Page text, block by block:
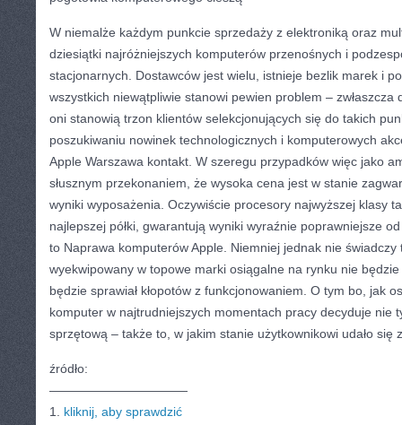
W niemalże każdym punkcie sprzedaży z elektroniką oraz
dziesiątki najróżniejszych komputerów przenośnych i
stacjonarnych. Dostawców jest wielu, istnieje bezlik marek i
wszystkich niewątpliwie stanowi pewien problem – zwłaszcza
oni stanowią trzon klientów selekcjonujących się do takich
poszukiwaniu nowinek technologicznych i komputerowych
Apple Warszawa kontakt. W szeregu przypadków więc jako
słusznym przekonaniem, że wysoka cena jest w stanie
wyniki wyposażenia. Oczywiście procesory najwyższej klasy
najlepszej półki, gwarantują wyniki wyraźnie poprawniejsze
to Naprawa komputerów Apple. Niemniej jednak nie świadczy
wyekwipowany w topowe marki osiągalne na rynku nie będzie
będzie sprawiał kłopotów z funkcjonowaniem. O tym bo, jak
komputer w najtrudniejszych momentach pracy decyduje nie
sprzętową – także to, w jakim stanie użytkownikowi udało się
źródło:
———————————
1. kliknij, aby sprawdzić